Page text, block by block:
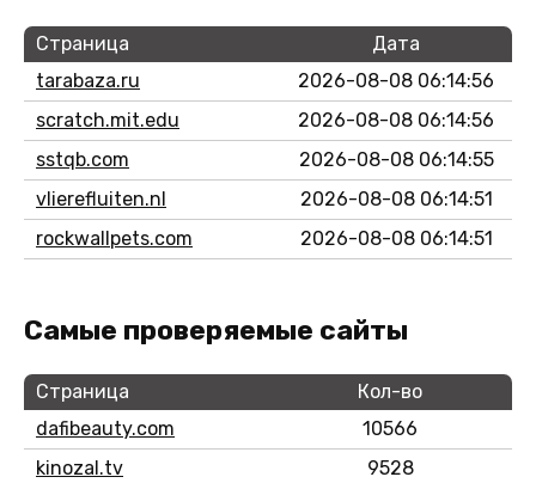
Страница
Дата
tarabaza.ru
2026-08-08 06:14:56
scratch.mit.edu
2026-08-08 06:14:56
sstqb.com
2026-08-08 06:14:55
vlierefluiten.nl
2026-08-08 06:14:51
rockwallpets.com
2026-08-08 06:14:51
Самые проверяемые сайты
Страница
Кол-во
dafibeauty.com
10566
kinozal.tv
9528